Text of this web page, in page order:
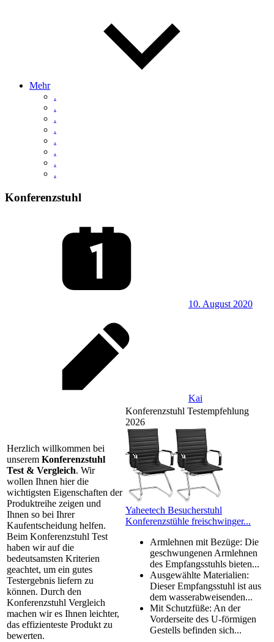
Mehr
.
.
.
.
.
.
.
.
Konferenzstuhl
10. August 2020
Kai
Herzlich willkommen bei
unserem Konferenzstuhl
Test & Vergleich. Wir
wollen Ihnen hier die
wichtigsten Eigenschaften der
Produktreihe zeigen und
Ihnen so bei Ihrer
Kaufentscheidung helfen.
Beim Konferenzstuhl Test
haben wir auf die
bedeutsamsten Kriterien
geachtet, um ein gutes
Testergebnis liefern zu
können. Durch den
Konferenzstuhl Vergleich
machen wir es Ihnen leichter,
das effizienteste Produkt zu
bewerten.
Konferenzstuhl Testempfehlung
2026
Yaheetech Besucherstuhl
Konferenzstühle freischwinger...
Armlehnen mit Bezüge: Die
geschwungenen Armlehnen
des Empfangsstuhls bieten...
Ausgewählte Materialien:
Dieser Empfangsstuhl ist aus
dem wasserabweisenden...
Mit Schutzfüße: An der
Vorderseite des U-förmigen
Gestells befinden sich...